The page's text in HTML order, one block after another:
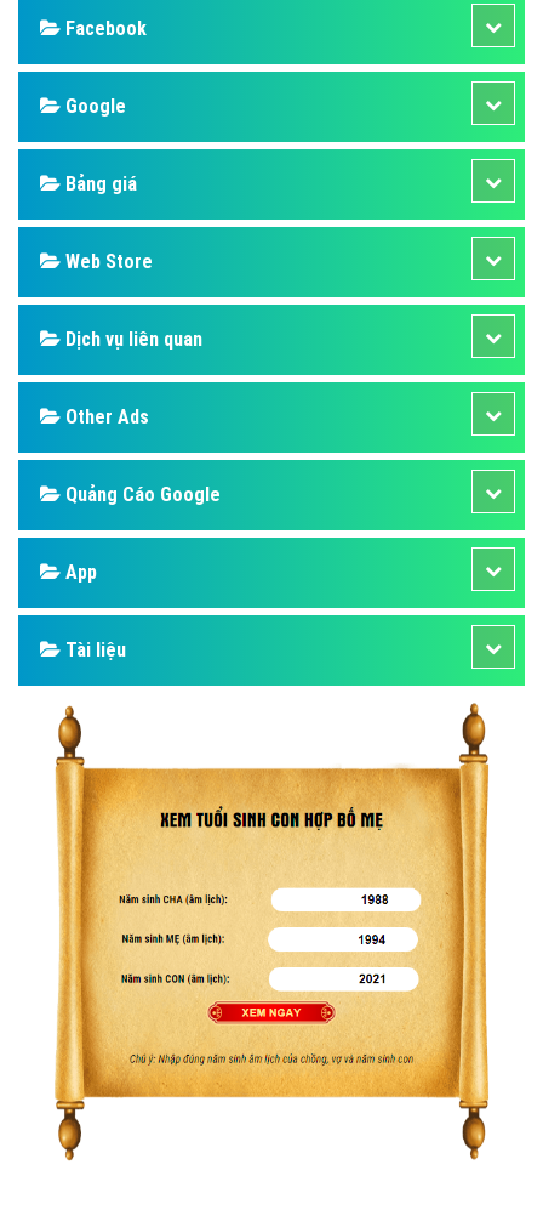
Facebook
Google
Bảng giá
Web Store
Dịch vụ liên quan
Other Ads
Quảng Cáo Google
App
Tài liệu